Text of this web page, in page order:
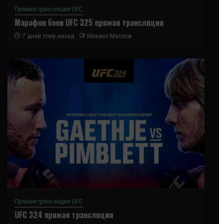
Прямая трансляция UFC
Марафон боев UFC 325 прямая трансляция
7 дней тому назад Михаил Маслов
Прямая трансляция UFC
UFC 324 прямая трансляция